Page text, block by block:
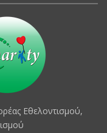
Εθελοντισμού,